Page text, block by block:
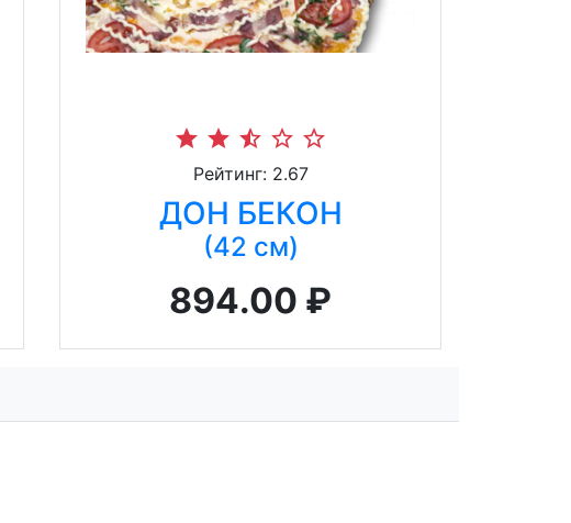
star star star_half star_border star_border
Рейтинг: 2.67
ДОН БЕКОН
(42 см)
894.00 ₽